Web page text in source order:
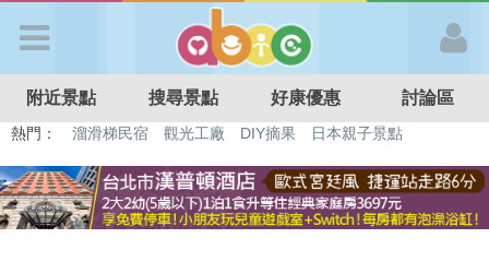
APP登入
首 頁
附近景點 搜尋景點 好康優惠 討論區
熱門： 溜滑梯民宿 觀光工廠 DIY摘果
日本親子景點